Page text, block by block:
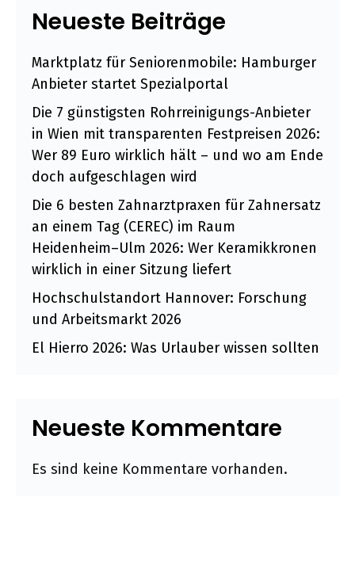
Neueste Beiträge
Marktplatz für Seniorenmobile: Hamburger
Anbieter startet Spezialportal
Die 7 günstigsten Rohrreinigungs-Anbieter
in Wien mit transparenten Festpreisen 2026:
Wer 89 Euro wirklich hält – und wo am Ende
doch aufgeschlagen wird
Die 6 besten Zahnarztpraxen für Zahnersatz
an einem Tag (CEREC) im Raum
Heidenheim–Ulm 2026: Wer Keramikkronen
wirklich in einer Sitzung liefert
Hochschulstandort Hannover: Forschung
und Arbeitsmarkt 2026
El Hierro 2026: Was Urlauber wissen sollten
Neueste Kommentare
Es sind keine Kommentare vorhanden.